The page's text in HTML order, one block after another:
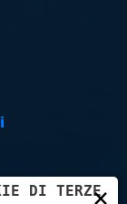
×
DI TERZE